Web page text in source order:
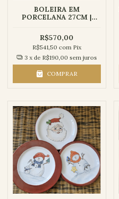
BOLEIRA EM
PORCELANA 27CM |
R$570,00
R$541,50 com Pix
3 x de R$190,00 sem juros
COMPRAR